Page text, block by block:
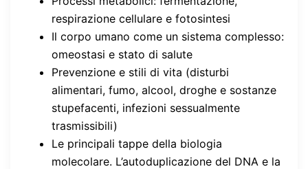
respirazione cellulare e fotosintesi
Il corpo umano come un sistema complesso:
omeostasi e stato di salute
Prevenzione e stili di vita (disturbi
alimentari, fumo, alcool, droghe e sostanze
stupefacenti, infezioni sessualmente
trasmissibili)
Le principali tappe della biologia
molecolare. L’autoduplicazione del DNA e la